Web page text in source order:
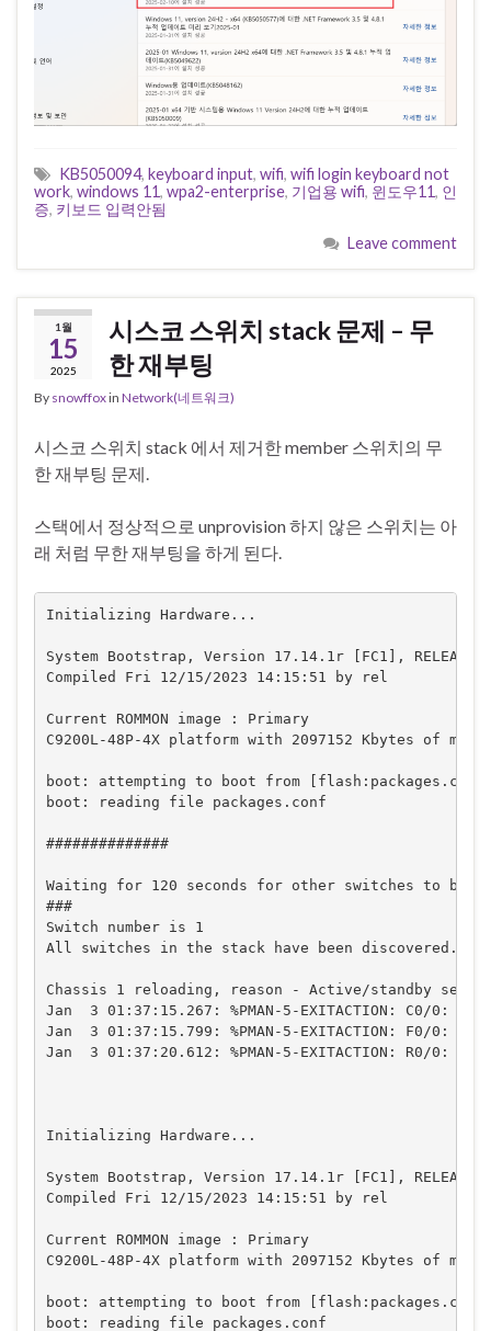
KB5050094, keyboard input, wifi, wifi login keyboard not
work, windows 11, wpa2-enterprise, 기업용 wifi, 윈도우11, 인
증, 키보드 입력안됨
Leave comment
1월
15
2025
시스코 스위치 stack 문제 – 무
한 재부팅
By snowffoxin Network(네트워크)
시스코 스위치 stack 에서 제거한 member 스위치의 무
한 재부팅 문제.
스택에서 정상적으로 unprovision 하지 않은 스위치는 아
래 처럼 무한 재부팅을 하게 된다.
Initializing Hardware...
System Bootstrap, Version 17.14.1r [FC1], RELEASE
Compiled Fri 12/15/2023 14:15:51 by rel
Current ROMMON image : Primary
C9200L-48P-4X platform with 2097152 Kbytes of main
boot: attempting to boot from
boot: reading file packages.conf
##############
Waiting for 120 seconds for other switches to boot
###
Switch number is 1
All switches in the stack have been discovered.
Chassis 1 reloading, reason - Active/standby
Jan  3 01:37:15.267: %PMAN-5-EXITACTION: C0/
Jan  3 01:37:15.799: %PMAN-5-EXITACTION: F0/
Jan  3 01:37:20.612: %PMAN-5-EXITACTION: R0/
Initializing Hardware...
System Bootstrap, Version 17.14.1r [FC1], RELEASE
Compiled Fri 12/15/2023 14:15:51 by rel
Current ROMMON image : Primary
C9200L-48P-4X platform with 2097152 Kbytes of main
boot: attempting to boot from
boot: reading file packages.conf